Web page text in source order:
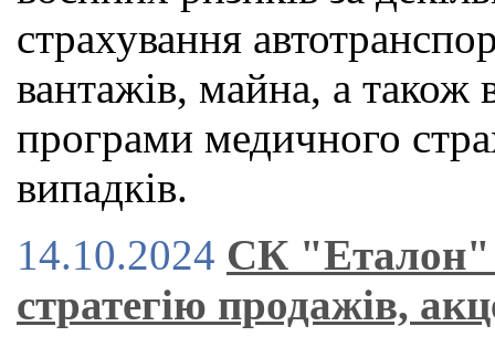
страхування
вантажів, майна, а також
програми медичного
випадків.
14.10.2024 СК "Еталон"
стратегію продажів,